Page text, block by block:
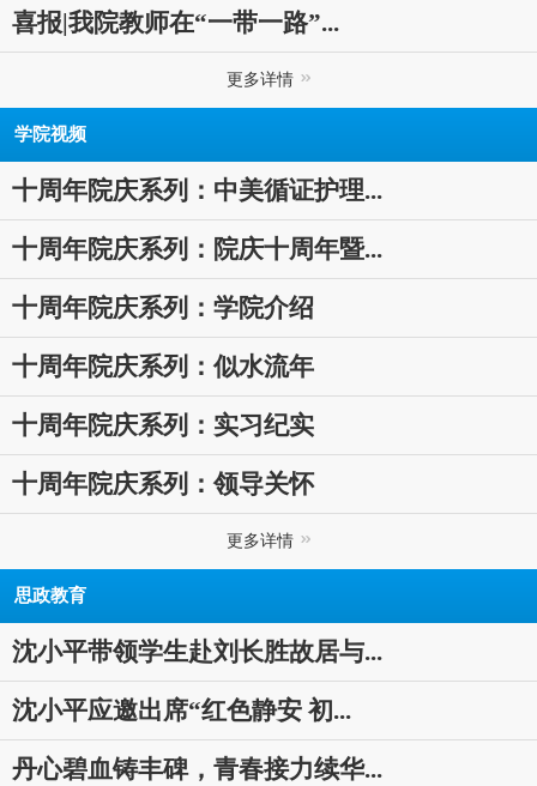
喜报|我院教师在“一带一路”...
更多详情
学院视频
十周年院庆系列：中美循证护理...
十周年院庆系列：院庆十周年暨...
十周年院庆系列：学院介绍
十周年院庆系列：似水流年
十周年院庆系列：实习纪实
十周年院庆系列：领导关怀
更多详情
思政教育
沈小平带领学生赴刘长胜故居与...
沈小平应邀出席“红色静安 初...
丹心碧血铸丰碑，青春接力续华...